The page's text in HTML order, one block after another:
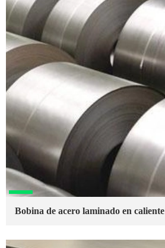
Bobina de acero laminado en caliente